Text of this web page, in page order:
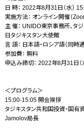
日 時： 2022年8月31日（水）
実施方法： オンライン開催（
主 催： UNIDO東京事務所、タ
日タジキスタン大使館
言 語： 日本語・ロシア語（同時
参加費： 無料
申込み締切： 2022年8月31日（
＜プログラム＞
15:00-15:05 開会挨拶
タジキスタン共和国投資・国
Jamolov局長